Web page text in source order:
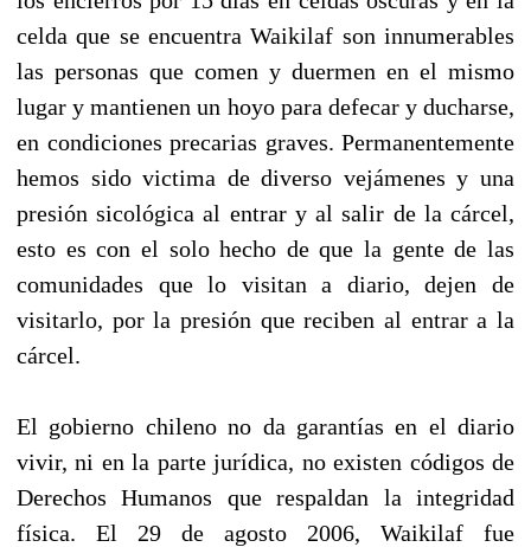
celda que se encuentra Waikilaf son innumerables
las personas que comen y duermen en el mismo
lugar y mantienen un hoyo para defecar y ducharse,
en condiciones precarias graves. Permanentemente
hemos sido victima de diverso vejámenes y una
presión sicológica al entrar y al salir de la cárcel,
esto es con el solo hecho de que la gente de las
comunidades que lo visitan a diario, dejen de
visitarlo, por la presión que reciben al entrar a la
cárcel.
El gobierno chileno no da garantías en el diario
vivir, ni en la parte jurídica, no existen códigos de
Derechos Humanos que respaldan la integridad
física. El 29 de agosto 2006, Waikilaf fue